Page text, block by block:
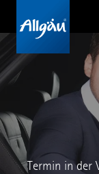
Termin in der